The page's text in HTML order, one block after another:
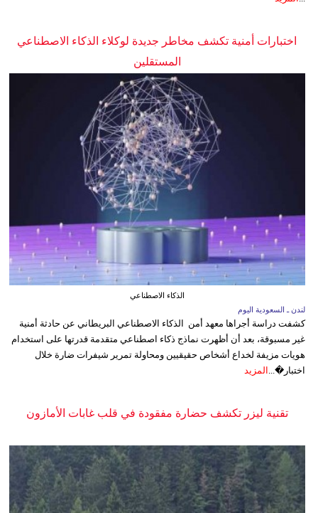
اختبارات أمنية تكشف مخاطر جديدة لوكلاء الذكاء الاصطناعي
المستقلين
الذكاء الاصطناعي
لندن ـ السعودية اليوم
كشفت دراسة أجراها معهد أمن الذكاء الاصطناعي البريطاني عن حادثة أمنية
غير مسبوقة، بعد أن أظهرت نماذج ذكاء اصطناعي متقدمة قدرتها على استخدام
هويات مزيفة لخداع أشخاص حقيقيين ومحاولة تمرير شيفرات ضارة خلال
اختبار�... المزيد
تقنية ليزر تكشف حضارة مفقودة في قلب غابات الأمازون